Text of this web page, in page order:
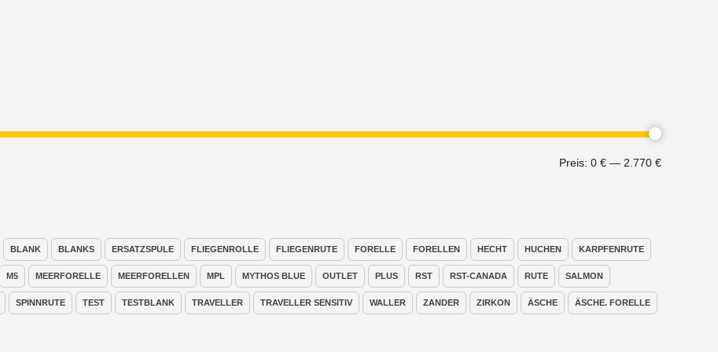
Min.
Max.
Preis: 0 € — 2.770 €
BLANK BLANKS ERSATZSPULE FLIEGENROLLE FLIEGENRUTE FORELLE FORELLEN HECHT HUCHEN KARPFENRUTE
M5 MEERFORELLE MEERFORELLEN MPL MYTHOS BLUE OUTLET PLUS RST RST-CANADA RUTE SALMON
SPINNRUTE TEST TESTBLANK TRAVELLER TRAVELLER SENSITIV WALLER ZANDER ZIRKON ÄSCHE ÄSCHE. FORELLE